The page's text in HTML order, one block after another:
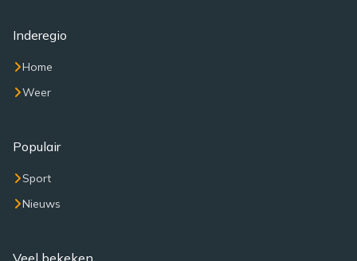
Inderegio
Home
Weer
Populair
Sport
Nieuws
Veel bekeken